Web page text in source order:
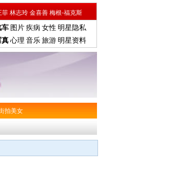
菲 林志玲 金喜善 梅根-福克斯
车 图片疾病 女性 明星隐私
真心理 音乐旅游 明星资料
拍美女